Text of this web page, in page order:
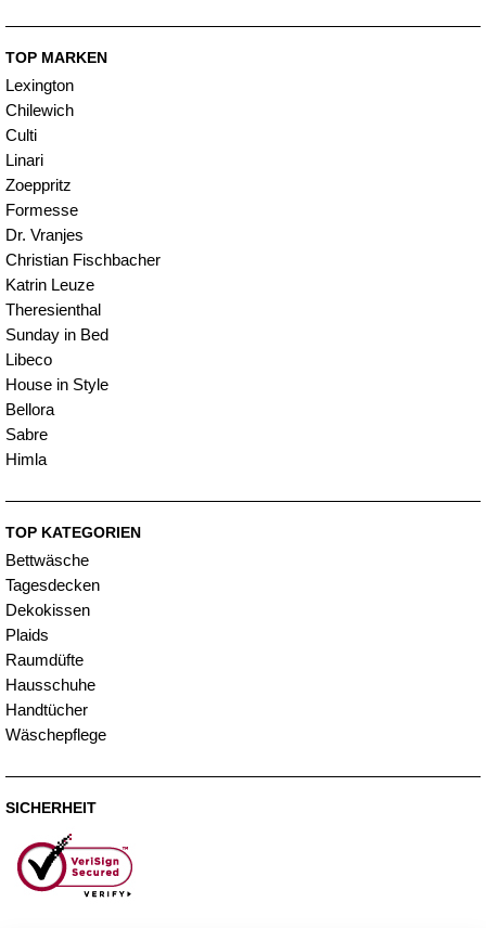
TOP MARKEN
Lexington
Chilewich
Culti
Linari
Zoeppritz
Formesse
Dr. Vranjes
Christian Fischbacher
Katrin Leuze
Theresienthal
Sunday in Bed
Libeco
House in Style
Bellora
Sabre
Himla
TOP KATEGORIEN
Bettwäsche
Tagesdecken
Dekokissen
Plaids
Raumdüfte
Hausschuhe
Handtücher
Wäschepflege
SICHERHEIT